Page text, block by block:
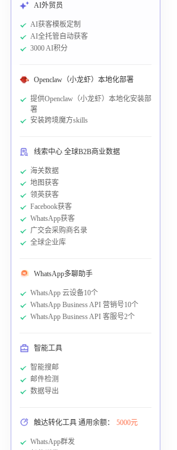
AI外贸员
AI获客模板定制
AI全托管自动获客
3000 AI积分
Openclaw（小龙虾）本地化部署
提供Openclaw（小龙虾）本地化安装部
署
安装跨境魔方skills
线索中心 全球B2B商业数据
海关数据
地图获客
领英获客
Facebook获客
WhatsApp获客
广交会采购商名录
全球企业库
WhatsApp多聊助手
WhatsApp 云设备10个
WhatsApp Business API 营销号10个
WhatsApp Business API 客服号2个
智能工具
智能搜邮
邮件检测
数据导出
触达转化工具 通用余额： 5000元
WhatsApp群发